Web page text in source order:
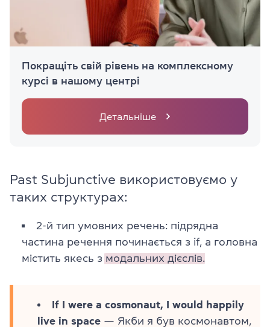
Покращіть свій рівень на комплексному
курсі в нашому центрі
Детальніше
Past Subjunctive використовуємо у
таких структурах:
2-й тип умовних речень: підрядна
частина речення починається з if, а головна
містить якесь з модальних дієслів.
If I were a cosmonaut, I would happily
live in space — Якби я був космонавтом,